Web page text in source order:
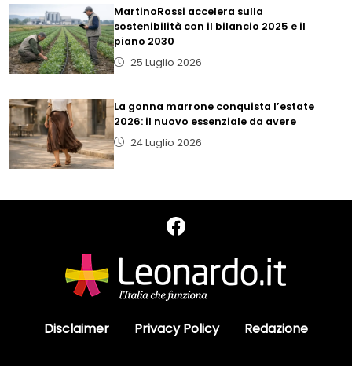
MartinoRossi accelera sulla
sostenibilità con il bilancio 2025 e il
piano 2030
25 Luglio 2026
La gonna marrone conquista l’estate
2026: il nuovo essenziale da avere
24 Luglio 2026
Disclaimer Privacy Policy Redazione